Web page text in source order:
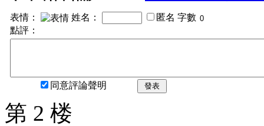
表情： 姓名： 匿名 字數
點評：
同意評論聲明 發表
第 2 楼